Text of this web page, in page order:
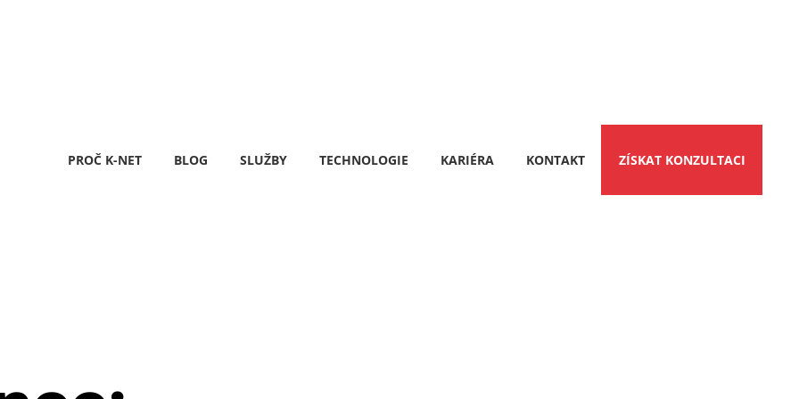
PROČ K-NET BLOG SLUŽBY TECHNOLOGIE KARIÉRA KONTAKT ZÍSKAT KONZULTACI